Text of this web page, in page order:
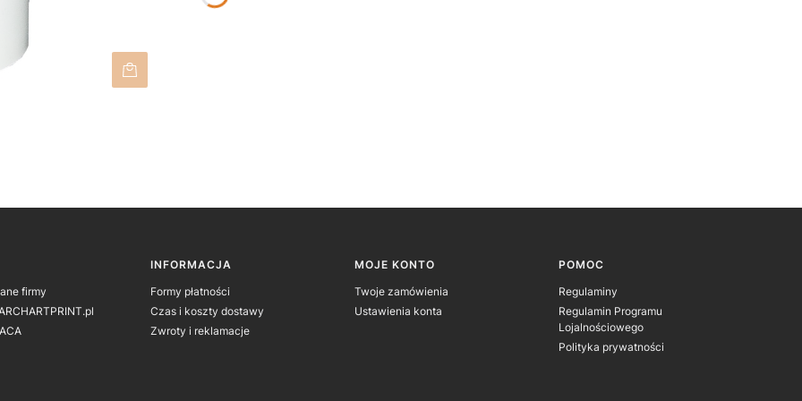
stopce
firmy
INFORMACJA
Formy płatności
Czas i koszty dostawy
Zwroty i reklamacje
MOJE KONTO
Twoje zamówienia
Ustawienia konta
POMOC
Regulaminy
Regulamin Programu
Lojalnościowego
Polityka prywatności